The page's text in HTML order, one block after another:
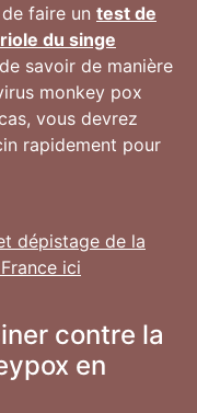
faire un test de
du singe
savoir de manière
monkey pox
vous devrez
rapidement pour
dépistage de la
ici
contre la
en